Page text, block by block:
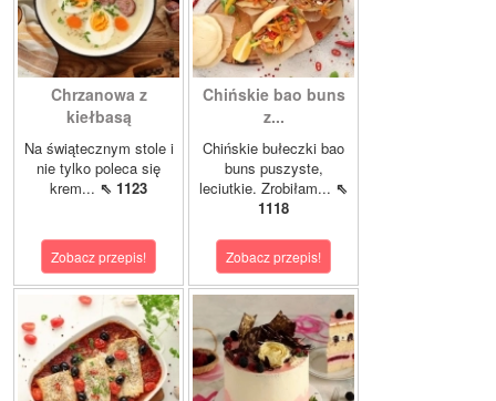
Chrzanowa z
kiełbasą
Na świątecznym stole i
nie tylko poleca się
krem... ⇖ 1123
Zobacz przepis!
Chińskie bao buns
z...
Chińskie bułeczki bao
buns puszyste,
leciutkie. Zrobiłam... ⇖
1118
Zobacz przepis!